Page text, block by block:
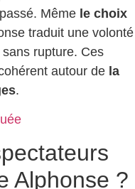
Même le choix
traduit une volonté
rupture. Ces
autour de la
.
Alphonse ?